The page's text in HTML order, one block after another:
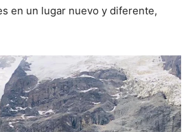
en un lugar nuevo y diferente,